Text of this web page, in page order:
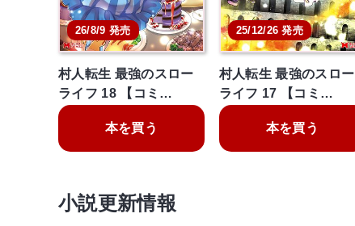
26/8/9 発売
村人転生 最強のスロー
ライフ 18 【コミ…
本を買う
25/12/26 発売
村人転生 最強のスロー
ライフ 17 【コミ…
本を買う
小説更新情報